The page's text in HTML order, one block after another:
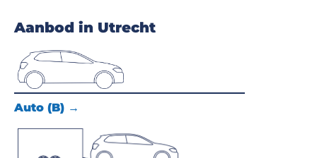
Aanbod in Utrecht
Auto (B) →